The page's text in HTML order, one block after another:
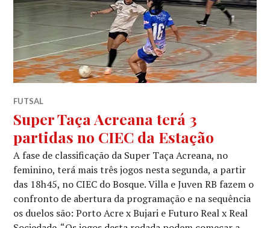
FUTSAL
Super Taça Acreana terá 3
partidas no CIEC da Estação
A fase de classificação da Super Taça Acreana, no
feminino, terá mais três jogos nesta segunda, a partir
das 18h45, no CIEC do Bosque. Villa e Juven RB fazem o
confronto de abertura da programação e na sequência
os duelos são: Porto Acre x Bujari e Futuro Real x Real